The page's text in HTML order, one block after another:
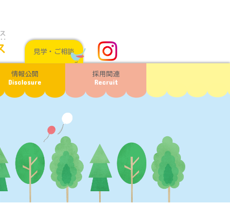
情報公開
Disclosure
採用関連
Recruit
見学・ご相談